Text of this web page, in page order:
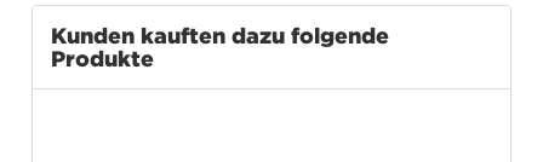
Kunden kauften dazu folgende
Produkte